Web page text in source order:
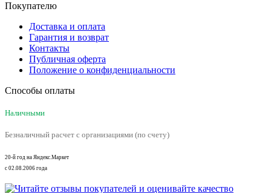
Покупателю
Доставка и оплата
Гарантия и возврат
Контакты
Публичная оферта
Положение о конфиденциальности
Способы оплаты
Наличными
Безналичный расчет с организациями (по счету)
20-й год на Яндекс.Маркет
с 02.08.2006 года